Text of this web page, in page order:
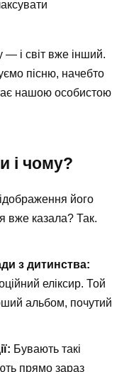
і світ вже інший.
пісню, начебто
нашою особистою
і чому?
його
вже казала? Так.
з дитинства:
еліксир. Той
альбом, почутий
Бувають такі
прямо зараз